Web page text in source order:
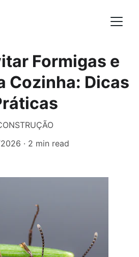
Formigas e
Cozinha: Dicas
2 min read